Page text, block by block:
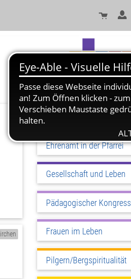
Sinn und Orientierung
Ehrenamt in der Pfarrei
Gesellschaft und Leben
Pädagogischer Kongress
Frauen im Leben
Pilgern/Bergspiritualität